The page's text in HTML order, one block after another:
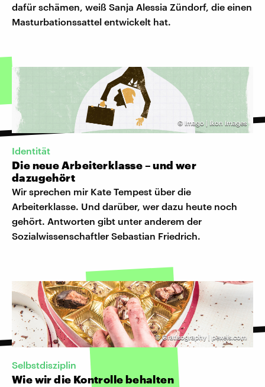
dafür schämen, weiß Sanja Alessia Zündorf, die einen
Masturbationssattel entwickelt hat.
© Imago | Ikon Images
Identität
Die neue Arbeiterklasse – und wer
dazugehört
Wir sprechen mir Kate Tempest über die
Arbeiterklasse. Und darüber, wer dazu heute noch
gehört. Antworten gibt unter anderem der
Sozialwissenschaftler Sebastian Friedrich.
©Gratisography | pexels.com
Selbstdisziplin
Wie wir die Kontrolle behalten